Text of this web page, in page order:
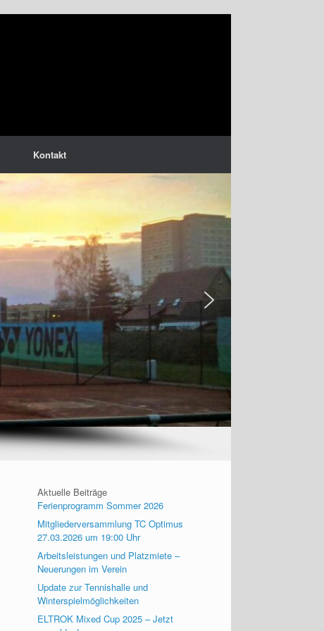
Kontakt
Aktuelle Beiträge
Ferienprogramm Sommer 2026
Mitgliederversammlung TC Optimus
27.03.2026 um 19:00 Uhr
Arbeitsleistungen und Platzmiete –
Neuerungen im Verein
Update zur Tennishalle und
Winterspielmöglichkeiten
ELTROK Mixed Cup 2025 – Jetzt